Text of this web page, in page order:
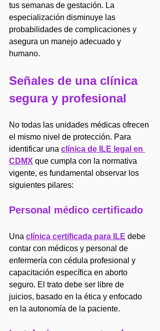
tus semanas de gestación. La
especialización disminuye las
probabilidades de complicaciones y
asegura un manejo adecuado y
humano.
Señales de una clínica
segura y profesional
No todas las unidades médicas ofrecen
el mismo nivel de protección. Para
identificar una clínica de ILE legal en
CDMX que cumpla con la normativa
vigente, es fundamental observar los
siguientes pilares:
Personal médico certificado
Una clínica certificada para ILE debe
contar con médicos y personal de
enfermería con cédula profesional y
capacitación específica en aborto
seguro. El trato debe ser libre de
juicios, basado en la ética y enfocado
en la autonomía de la paciente.